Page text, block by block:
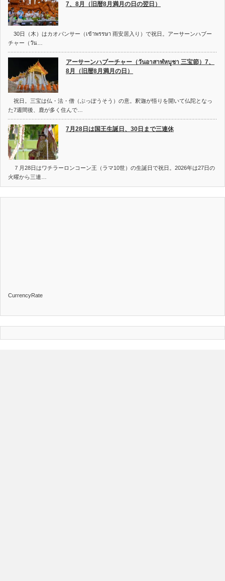
7、8月（旧暦8月満月の日の翌日）
30日（木）はカオパンサー（เข้าพรรษา 雨安居入り）で祝日。アーサーンハブー
チャー（วัน…
アーサーンハブーチャー（วันอาสาฬหบูชา 三宝節）7、
8月（旧暦8月満月の日）
祝日。三宝は仏・法・僧（ぶっぽうそう）の意。釈迦が悟りを開いて仏陀となっ
た7週間後、鹿が多く住んで…
7月28日は国王生誕日、30日まで三連休
７月28日はワチラーロンコーン王（ラマ10世）の生誕日で祝日。2026年は27日の
火曜から三連…
CurrencyRate